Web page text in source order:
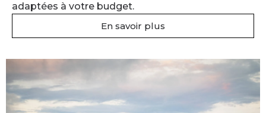
adaptées à votre budget.
En savoir plus